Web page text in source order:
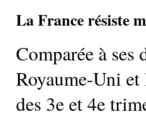
La France résiste
Comparée à
Royaume-Uni
des 3e et 4e